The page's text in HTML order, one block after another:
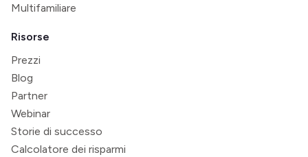
Multifamiliare
Risorse
Prezzi
Blog
Partner
Webinar
Storie di successo
Calcolatore dei risparmi